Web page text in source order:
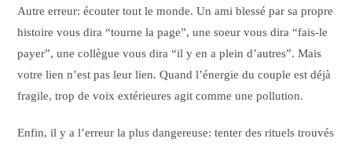
Autre erreur: écouter tout le monde. Un ami blessé par sa propre
histoire vous dira “tourne la page”, une soeur vous dira “fais-le
payer”, une collègue vous dira “il y en a plein d’autres”. Mais
votre lien n’est pas leur lien. Quand l’énergie du couple est déjà
fragile, trop de voix extérieures agit comme une pollution.
Enfin, il y a l’erreur la plus dangereuse: tenter des rituels trouvés